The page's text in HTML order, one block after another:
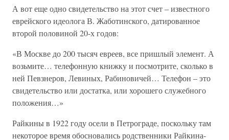
А вот еще одно свидетельство на этот счет – известного
еврейского идеолога В. Жаботинского, датированное
второй половиной 20-х годов:
«В Москве до 200 тысяч евреев, все пришлый элемент. А
возьмите… телефонную книжку и посмотрите, сколько в
ней Певзнеров, Левиных, Рабиновичей… Телефон – это
свидетельство или достатка, или хорошего служебного
положения…»
Райкины в 1922 году осели в Петрограде, поскольку там
некоторое время обосновались родственники Райкина-